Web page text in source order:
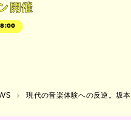
開催
現代の音楽体験への反逆。坂本龍一×高谷史郎『AMBIENT KYOTO』が描く26.4mの没入体験